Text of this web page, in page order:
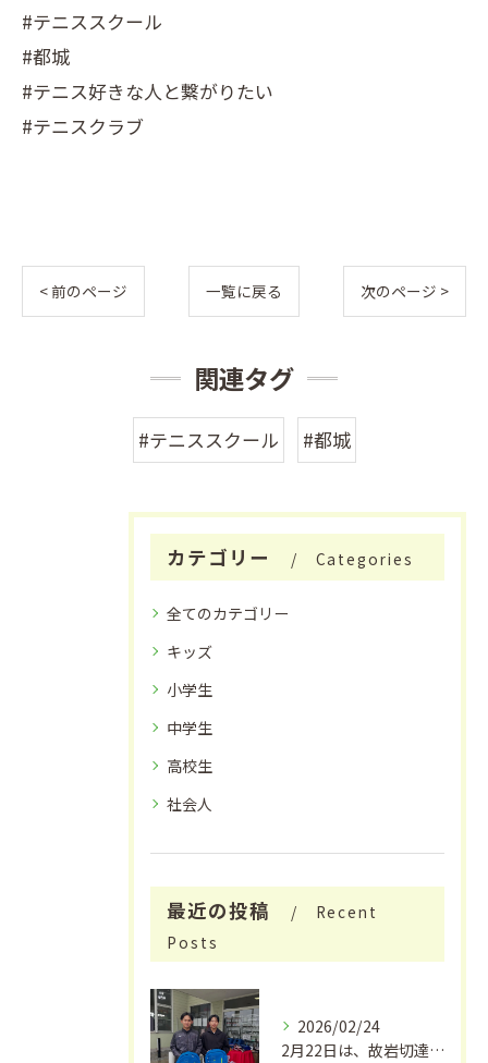
#テニススクール
#都城
#テニス好きな人と繋がりたい
#テニスクラブ
< 前のページ 一覧に戻る 次のページ >
関連タグ
#テニススクール #都城
カテゴリー Categories
全てのカテゴリー
キッズ
小学生
中学生
高校生
社会人
最近の投稿
Recent
Posts
2026/02/24
2月22日は、故岩切達朗さんのお誕生日で、今年はちょうどこの...